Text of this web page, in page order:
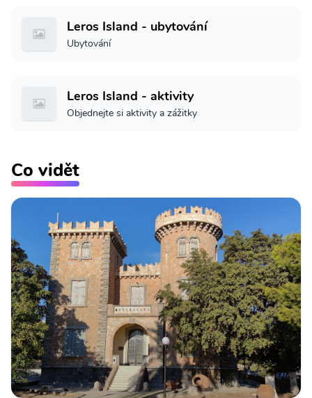
Leros Island - ubytování
Ubytování
Leros Island - aktivity
Objednejte si aktivity a zážitky
Co vidět